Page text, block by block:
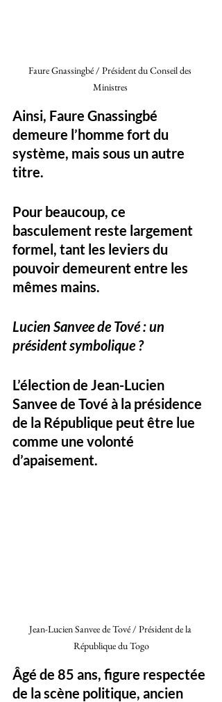
Faure Gnassingbé / Président du Conseil des
Ministres
Ainsi, Faure Gnassingbé
demeure l’homme fort du
système, mais sous un autre
titre.
Pour beaucoup, ce
basculement reste largement
formel, tant les leviers du
pouvoir demeurent entre les
mêmes mains.
Lucien Sanvee de Tové : un
président symbolique ?
L’élection de Jean-Lucien
Sanvee de Tové à la présidence
de la République peut être lue
comme une volonté
d’apaisement.
Jean-Lucien Sanvee de Tové / Président de la
République du Togo
Âgé de 85 ans, figure respectée
de la scène politique, ancien